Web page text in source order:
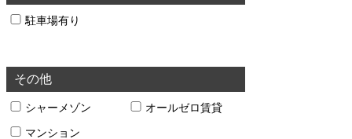
駐車場有り
その他
シャーメゾン オールゼロ賃貸
マンション